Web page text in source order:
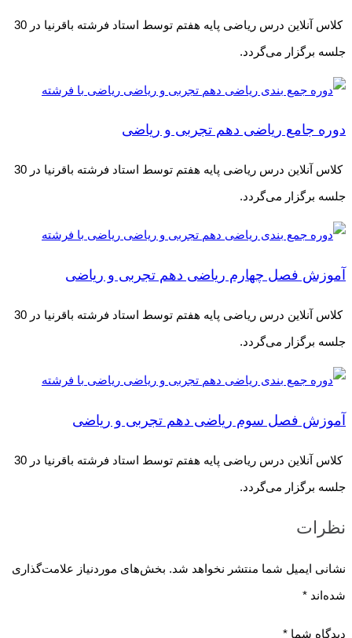
کلاس آنلاین درس ریاضی پایه هفتم توسط استاد فرشته باقرنیا در 30
جلسه برگزار می‌گردد.
دوره جامع ریاضی دهم تجربی و ریاضی
کلاس آنلاین درس ریاضی پایه هفتم توسط استاد فرشته باقرنیا در 30
جلسه برگزار می‌گردد.
آموزش فصل چهارم ریاضی دهم تجربی و ریاضی
کلاس آنلاین درس ریاضی پایه هفتم توسط استاد فرشته باقرنیا در 30
جلسه برگزار می‌گردد.
آموزش فصل سوم ریاضی دهم تجربی و ریاضی
کلاس آنلاین درس ریاضی پایه هفتم توسط استاد فرشته باقرنیا در 30
جلسه برگزار می‌گردد.
نظرات
نشانی ایمیل شما منتشر نخواهد شد. بخش‌های موردنیاز علامت‌گذاری
شده‌اند *
دیدگاه شما *